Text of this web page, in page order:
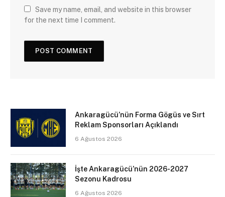
Save my name, email, and website in this browser
for the next time I comment.
Ankaragücü’nün Forma Gögüs ve Sırt
Reklam Sponsorları Açıklandı
6 Ağustos 2026
İşte Ankaragücü’nün 2026-2027
Sezonu Kadrosu
6 Ağustos 2026